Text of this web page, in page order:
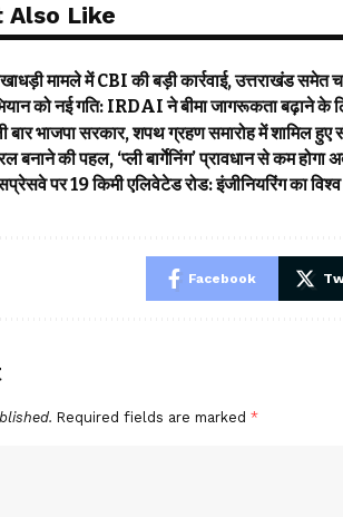
Also Like
मामले में CBI की बड़ी कार्रवाई, उत्तराखंड समेत
को नई गति: IRDAI ने बीमा जागरूकता बढ़ाने के
बार भाजपा सरकार, शपथ ग्रहण समारोह में शामिल हुए
बनाने की पहल, ‘प्ली बार्गेनिंग’ प्रावधान से कम होगा
पर 19 किमी एलिवेटेड रोड: इंजीनियरिंग का
Facebook
Required fields are marked *